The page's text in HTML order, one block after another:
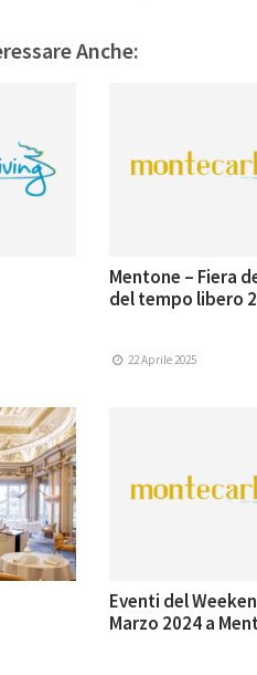
Anche:
Mentone – Fiera
del tempo libero
22 Aprile 2025
Eventi del
Marzo 2024 a